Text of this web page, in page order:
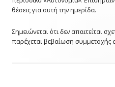
θέσεις για αυτή την ημερίδα.
Σημειώνεται ότι δεν απαιτείται
παρέχεται βεβαίωση συμμετοχής